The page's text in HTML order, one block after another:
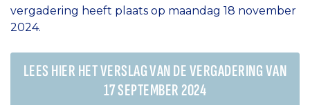
vergadering heeft plaats op maandag 18 november
2024.
LEES HIER HET VERSLAG VAN DE VERGADERING VAN
17 SEPTEMBER 2024